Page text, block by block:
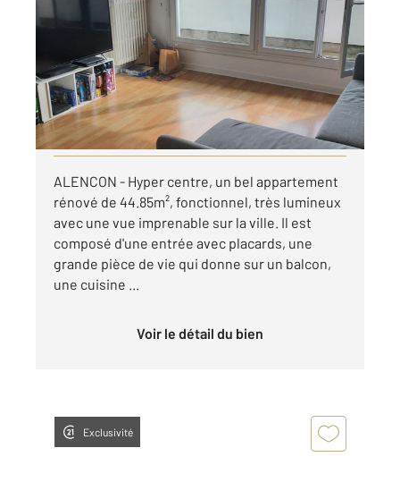
, 2 pièces
Ref : 3077
Appartement F2 à louer
585 €
par mois charges comprises
Visiter le site dédié
ALENCON - Hyper centre, un bel appartement
rénové de 44.85m², fonctionnel, très lumineux
avec une vue imprenable sur la ville. Il est
composé d'une entrée avec placards, une
grande pièce de vie qui donne sur un balcon,
une cuisine ...
Voir le détail du bien
Exclusivité